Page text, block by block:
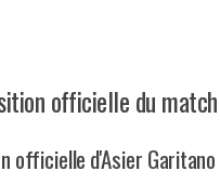
officielle du
officielle d'Asier